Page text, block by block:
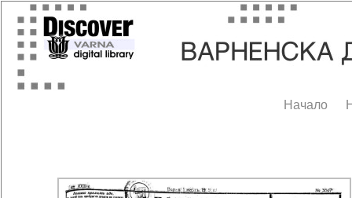
Начало